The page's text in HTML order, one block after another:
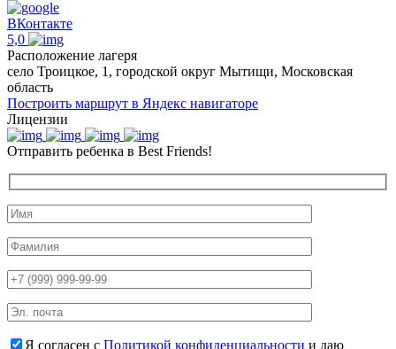
ВКонтакте
5,0
Расположение лагеря
село Троицкое, 1, городской округ Мытищи, Московская
область
Построить маршрут в Яндекс навигаторе
Лицензии
Отправить ребенка в Best Friends!
Я согласен с Политикой конфиденциальности и даю